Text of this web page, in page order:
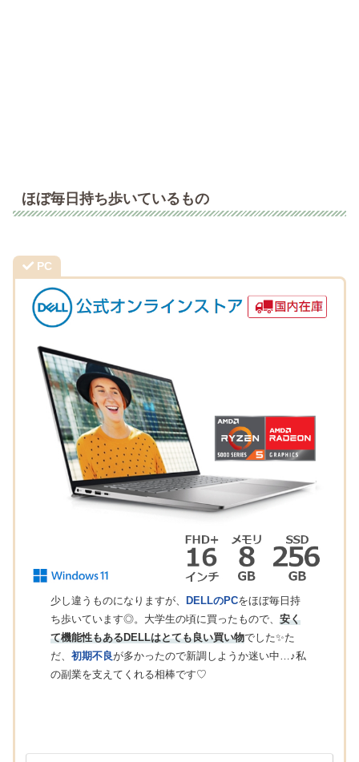
ほぼ毎日持ち歩いているもの
PC
少し違うものになりますが、 DELLのPCをほぼ毎日持
ち歩いています◎。大学生の頃に買ったもので、 安く
て機能性もあるDELLはとても良い買い物でした✨た
だ、 初期不良が多かったので新調しようか迷い中…♪私
の副業を支えてくれる相棒です♡